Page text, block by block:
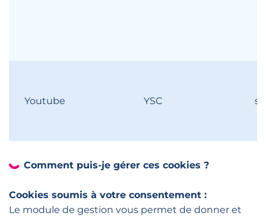
Youtube YSC
Comment puis-je gérer ces cookies ?
Cookies soumis à votre consentement :
Le module de gestion vous permet de donner et